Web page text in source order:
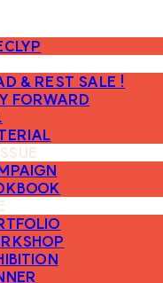
& REST SALE !
FORWARD